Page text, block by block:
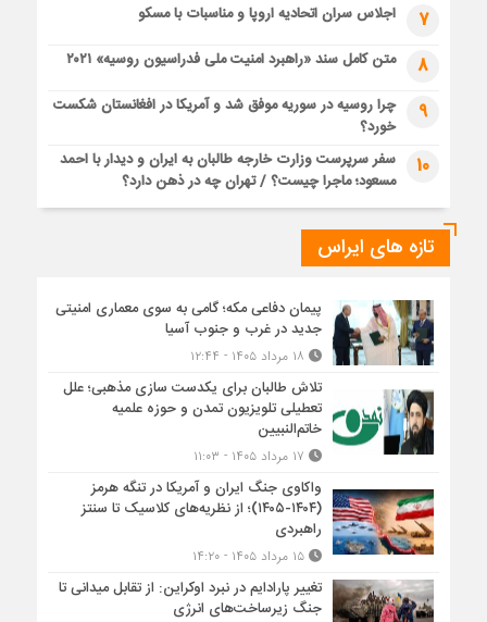
7 اجلاس سران اتحادیه اروپا و مناسبات با مسکو
8 متن کامل سند «راهبرد امنیت ملی فدراسیون روسیه» ۲۰۲۱
9
چرا روسیه در سوریه موفق شد و آمریکا در افغانستان شکست
خورد؟
10
سفر سرپرست وزارت خارجه طالبان به ایران و دیدار با احمد
مسعود؛ ماجرا چیست؟ / تهران چه در ذهن دارد؟
تازه های ایراس
پیمان دفاعی مکه؛ گامی به سوی معماری امنیتی
جدید در غرب و جنوب آسیا
تلاش طالبان برای یکدست سازی مذهبی؛ علل
تعطیلی تلویزیون تمدن و حوزه علمیه
خاتم‌النبیین
واکاوی جنگ ایران و آمریکا در تنگه هرمز
(۱۴۰۴-۱۴۰۵)؛ از نظریه‌های کلاسیک تا سنتز
راهبردی
۱۵ مرداد ۱۴۰۵ - ۱۴:۲۰
تغییر پارادایم در نبرد اوکراین: از تقابل میدانی تا
جنگ زیرساخت‌های انرژی